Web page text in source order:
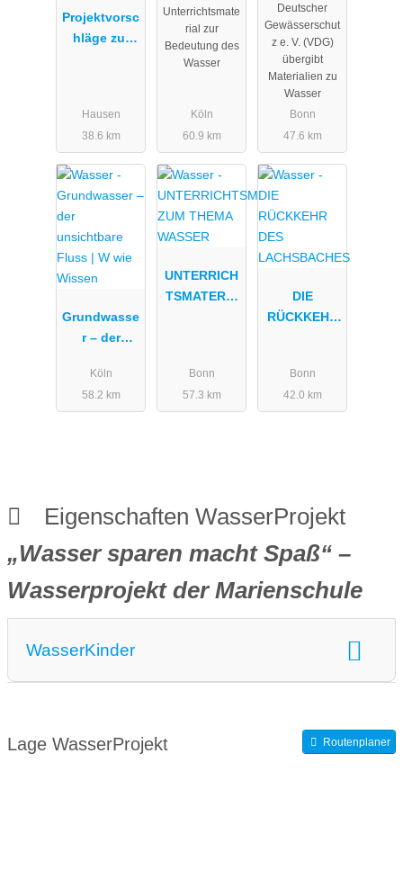
Projektvorsc
hläge zur
sserwirtscha
ft &
Wasserbau.
Hausen
38.6 km
ng
Unterrichtsmate
rial zur
Bedeutung des
Wasser
Köln
60.9 km
Deutscher
Gewässerschut
z e. V. (VDG)
übergibt
Materialien zu
Wasser
Bonn
47.6 km
Grundwasse
r – der
Fluss | W
wie Wissen
Köln
58.2 km
UNTERRICH
TSMATERIA
Bonn
57.3 km
DIE
RÜCKKEHR
ES
Bonn
42.0 km
Eigenschaften WasserProjekt
„Wasser sparen macht Spaß“ –
Wasserprojekt der Marienschule
WasserKinder
Lage WasserProjekt Routenplaner